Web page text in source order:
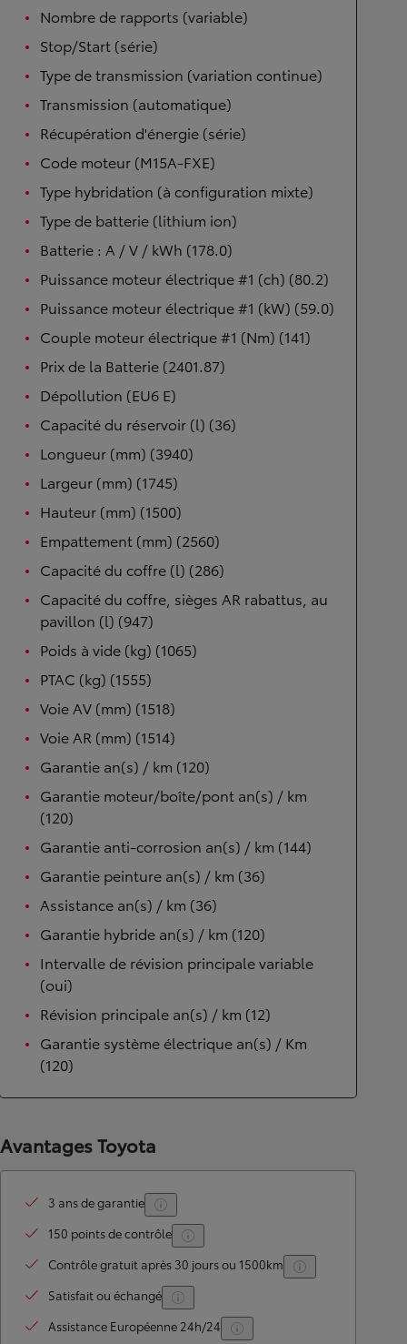
Nombre de rapports (variable)
Stop/Start (série)
Type de transmission (variation continue)
Transmission (automatique)
Récupération d'énergie (série)
Code moteur (M15A-FXE)
Type hybridation (à configuration mixte)
Type de batterie (lithium ion)
Batterie : A / V / kWh (178.0)
Puissance moteur électrique #1 (ch) (80.2)
Puissance moteur électrique #1 (kW) (59.0)
Couple moteur électrique #1 (Nm) (141)
Prix de la Batterie (2401.87)
Dépollution (EU6 E)
Capacité du réservoir (l) (36)
Longueur (mm) (3940)
Largeur (mm) (1745)
Hauteur (mm) (1500)
Empattement (mm) (2560)
Capacité du coffre (l) (286)
Capacité du coffre, sièges AR rabattus, au
pavillon (l) (947)
Poids à vide (kg) (1065)
PTAC (kg) (1555)
Voie AV (mm) (1518)
Voie AR (mm) (1514)
Garantie an(s) / km (120)
Garantie moteur/boîte/pont an(s) / km
(120)
Garantie anti-corrosion an(s) / km (144)
Garantie peinture an(s) / km (36)
Assistance an(s) / km (36)
Garantie hybride an(s) / km (120)
Intervalle de révision principale variable
(oui)
Révision principale an(s) / km (12)
Garantie système électrique an(s) / Km
(120)
Avantages Toyota
3 ans de garantie
150 points de contrôle
Contrôle gratuit après 30 jours ou 1500km
Satisfait ou échangé
Assistance Européenne 24h/24